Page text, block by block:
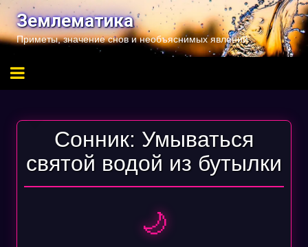
Перейти
содержимому
Землематика
Приметы, значение снов и необъяснимых явлений
Сонник: Умываться
святой водой из бутылки
🌙